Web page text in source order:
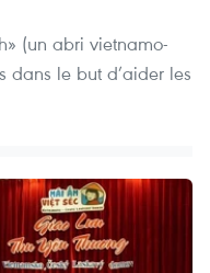
(un abri vietnamo-
dans le but d’aider les